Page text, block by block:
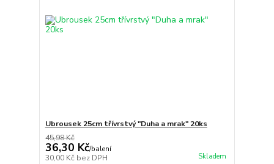
Ubrousek 25cm třívrstvý "Duha a mrak" 20ks
45,98 Kč
36,30 Kč/balení
30,00 Kč bez DPH Skladem